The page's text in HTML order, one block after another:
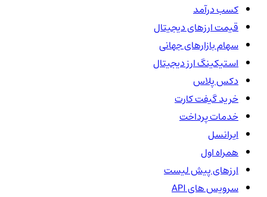
کسب درآمد
قیمت ارزهای دیجیتال
سهام بازارهای جهانی
استیکینگ ارز دیجیتال
دکس پلاس
خرید گیفت کارت
خدمات پرداخت
ایرانسل
همراه اول
ارزهای پیش لیست
سرویس های API